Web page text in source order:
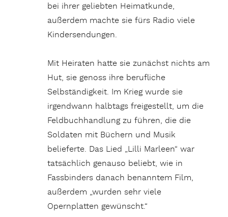
bei ihrer geliebten Heimatkunde,
außerdem machte sie fürs Radio viele
Kindersendungen.
Mit Heiraten hatte sie zunächst nichts am
Hut, sie genoss ihre berufliche
Selbständigkeit. Im Krieg wurde sie
irgendwann halbtags freigestellt, um die
Feldbuchhandlung zu führen, die die
Soldaten mit Büchern und Musik
belieferte. Das Lied „Lilli Marleen“ war
tatsächlich genauso beliebt, wie in
Fassbinders danach benanntem Film,
außerdem „wurden sehr viele
Opernplatten gewünscht.“